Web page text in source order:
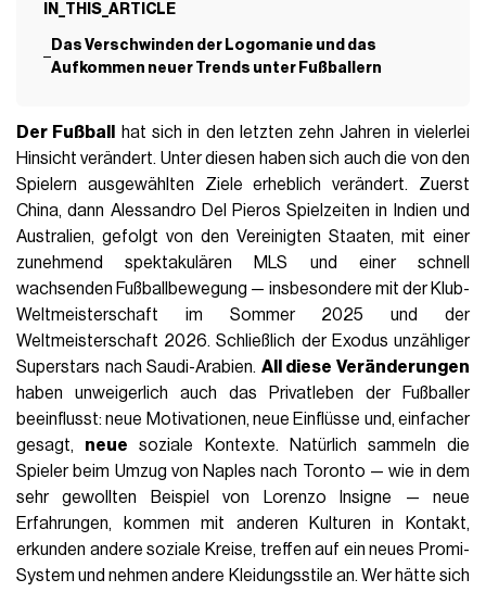
IN_THIS_ARTICLE
Das Verschwinden der Logomanie und das
Aufkommen neuer Trends unter Fußballern
Der Fußball
hat sich in den letzten zehn Jahren in vielerlei
Hinsicht verändert. Unter diesen haben sich auch die von den
Spielern ausgewählten Ziele erheblich verändert. Zuerst
China, dann Alessandro Del Pieros Spielzeiten in Indien und
Australien, gefolgt von den Vereinigten Staaten, mit einer
zunehmend spektakulären MLS und einer schnell
wachsenden Fußballbewegung — insbesondere mit der Klub-
Weltmeisterschaft im Sommer 2025 und der
Weltmeisterschaft 2026. Schließlich der Exodus unzähliger
Superstars nach Saudi-Arabien. All diese Veränderungen
haben unweigerlich auch das Privatleben der Fußballer
beeinflusst: neue Motivationen, neue Einflüsse und, einfacher
gesagt, neue soziale Kontexte. Natürlich sammeln die
Spieler beim Umzug von Naples nach Toronto — wie in dem
sehr gewollten Beispiel von Lorenzo Insigne — neue
Erfahrungen, kommen mit anderen Kulturen in Kontakt,
erkunden andere soziale Kreise, treffen auf ein neues Promi-
System und nehmen andere Kleidungsstile an. Wer hätte sich